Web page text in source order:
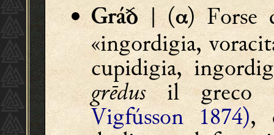
Gráð| (α) Forse
«ingordigia,
cupidigia,
grēdusil greco
Vigfússon 1874),